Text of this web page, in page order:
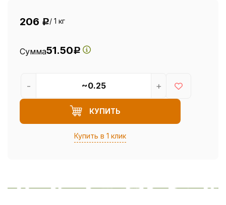
206 Р/ 1 кг
Сумма51.50Р
КУПИТЬ
Купить в 1 клик
- +